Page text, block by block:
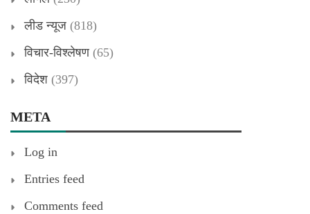
लीड न्यूज (818)
विचार-विश्लेषण(65)
विदेश (397)
META
Log in
Entries feed
Comments feed